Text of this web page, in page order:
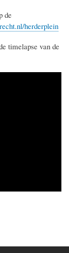
de
herderplein
timelapse van de